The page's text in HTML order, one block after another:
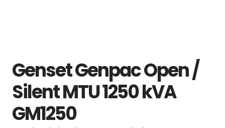
Genset Genpac Open /
Silent MTU 1250 kVA
GM1250